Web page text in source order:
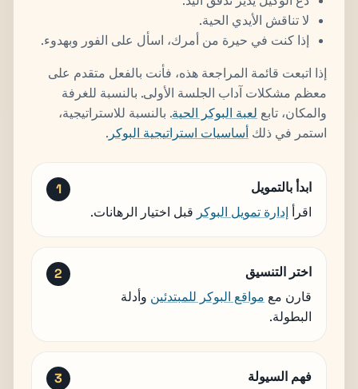
لا تناقش الأيدي الحية.
إذا كنت في حيرة من أمرك، اسأل على الفور وبهدوء.
إذا اتبعت قائمة المراجعة هذه، فأنت بالفعل متقدم على
معظم مشكلات آداب الجلسة الأولى. بالنسبة للغرفة
والمكان، تابع لعبة البوكر الحية. بالنسبة للاستراتيجية،
استمر في ذلك أساسيات استراتيجية البوكر .
ابدأ بالتمويل
اقرأ إدارة تمويل البوكر قبل اختيار الرهانات.
اختر التنسيق
قارن مع مواقع البوكر للمبتدئين وأدلة
البطولة.
فهم السيولة